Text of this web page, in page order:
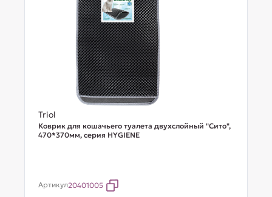
Triol
Коврик для кошачьего туалета двухслойный "Сито",
470*370мм, серия HYGIENE
Артикул20401005